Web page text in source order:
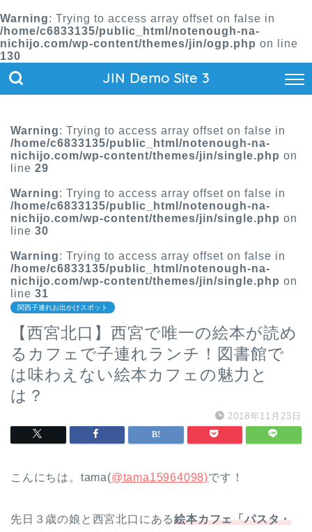
Warning: Trying to access array offset on false in
/home/c6833135/public_html/notenough-na-
nichijo.com/wp-content/themes/jin/ogp.php on line
130
JIN Demo Site 3
Warning: Trying to access array offset on false in
/home/c6833135/public_html/notenough-na-
nichijo.com/wp-content/themes/jin/single.php on
line 29
Warning: Trying to access array offset on false in
/home/c6833135/public_html/notenough-na-
nichijo.com/wp-content/themes/jin/single.php on
line 30
Warning: Trying to access array offset on false in
/home/c6833135/public_html/notenough-na-
nichijo.com/wp-content/themes/jin/single.php on
line 31
関西子連れお出かけスポット
【西宮北口】西宮で唯一の絵本が読め
るカフェで子連れランチ！図書館で
は味わえない絵本カフェの魅力と
は？
2018年11月23日
こんにちは。tama(@tama15964098)です！
先日３歳の娘と西宮北口にある絵本カフェ「パスタ・